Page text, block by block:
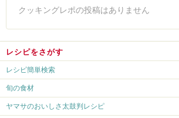
クッキングレポの投稿はありません
レシピをさがす
レシピ簡単検索
旬の食材
ヤマサのおいしさ太鼓判レシピ